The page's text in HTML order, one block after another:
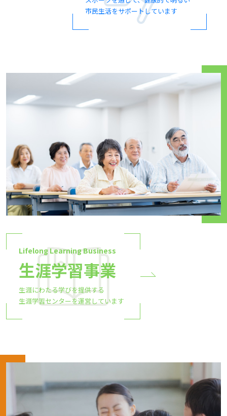
市民生活をサポートしています
Lifelong Learning Business
生涯学習事業
生涯にわたる学びを提供する
生涯学習センターを運営しています